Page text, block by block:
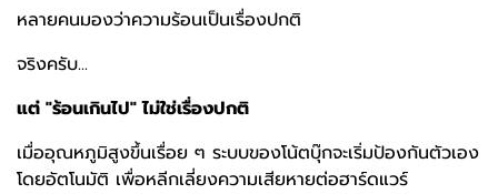
หลายคนมองว่าความร้อนเป็นเรื่องปกติ
จริงครับ...
แต่ "ร้อนเกินไป" ไม่ใช่เรื่องปกติ
เมื่ออุณหภูมิสูงขึ้นเรื่อย ๆ ระบบของโน้ตบุ๊กจะเริ่มป้องกันตัวเอง
โดยอัตโนมัติ เพื่อหลีกเลี่ยงความเสียหายต่อฮาร์ดแวร์